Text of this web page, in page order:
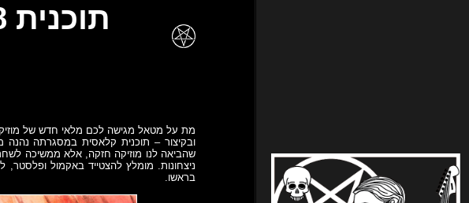
מת על מטאל מגישה לכם מלאי חדש של
שהביאה לנו מוזיקה חזקה, אלא ממשיכה
ניצחונות. מומלץ להצטייד באקמול ופלסטר,
בראשו.